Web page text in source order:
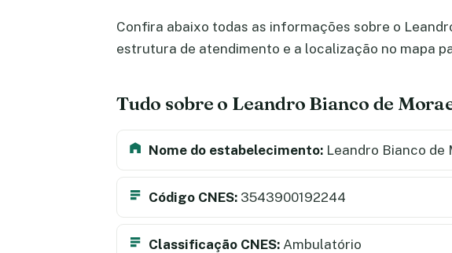
Confira abaixo todas as informações sobre o
estrutura de atendimento e a localização no mapa
Tudo sobre o Leandro Bianco de
Nome do estabelecimento: Leandro Bianco de
Código CNES: 3543900192244
Classificação CNES: Ambulatório